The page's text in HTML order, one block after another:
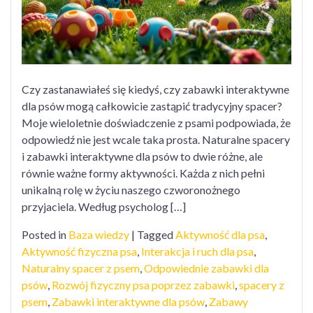
spacer
Czy zastanawiałeś się kiedyś, czy zabawki interaktywne
dla psów mogą całkowicie zastąpić tradycyjny spacer?
Moje wieloletnie doświadczenie z psami podpowiada, że
odpowiedź nie jest wcale taka prosta. Naturalne spacery
i zabawki interaktywne dla psów to dwie różne, ale
równie ważne formy aktywności. Każda z nich pełni
unikalną rolę w życiu naszego czworonożnego
przyjaciela. Według psycholog […]
Posted in Baza wiedzy | TaggedAktywność dla psa,
Aktywność fizyczna psa, Interakcja i ruch dla psa,
Naturalny spacer z psem,Odpowiednie zabawki dla
psów, Rozwój fizyczny psa poprzez zabawki,spacery z
psem, Zabawki interaktywne dla psów, Zabawy